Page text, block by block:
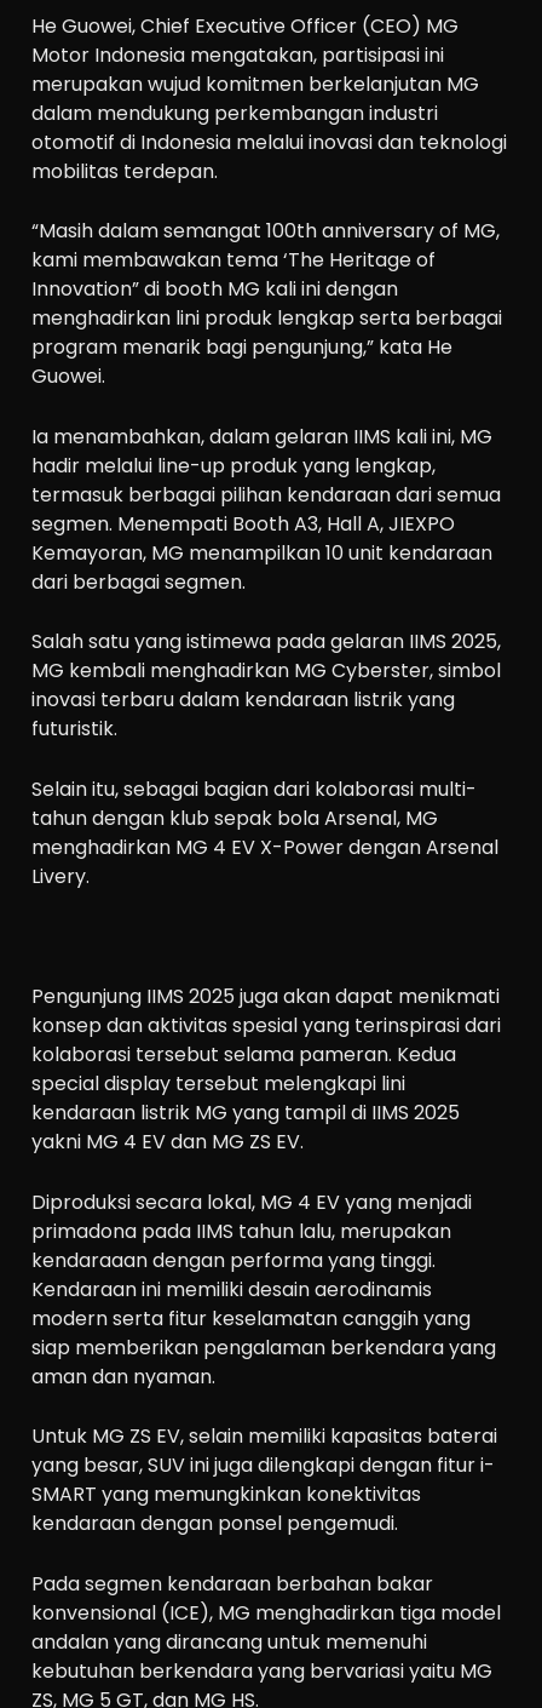
He Guowei, Chief Executive Officer (CEO) MG
Motor Indonesia mengatakan, partisipasi ini
merupakan wujud komitmen berkelanjutan MG
dalam mendukung perkembangan industri
otomotif di Indonesia melalui inovasi dan teknologi
mobilitas terdepan.
“Masih dalam semangat 100th anniversary of MG,
kami membawakan tema ‘The Heritage of
Innovation” di booth MG kali ini dengan
menghadirkan lini produk lengkap serta berbagai
program menarik bagi pengunjung,” kata He
Guowei.
Ia menambahkan, dalam gelaran IIMS kali ini, MG
hadir melalui line-up produk yang lengkap,
termasuk berbagai pilihan kendaraan dari semua
segmen. Menempati Booth A3, Hall A, JIEXPO
Kemayoran, MG menampilkan 10 unit kendaraan
dari berbagai segmen.
Salah satu yang istimewa pada gelaran IIMS 2025,
MG kembali menghadirkan MG Cyberster, simbol
inovasi terbaru dalam kendaraan listrik yang
futuristik.
Selain itu, sebagai bagian dari kolaborasi multi-
tahun dengan klub sepak bola Arsenal, MG
menghadirkan MG 4 EV X-Power dengan Arsenal
Livery.
Pengunjung IIMS 2025 juga akan dapat menikmati
konsep dan aktivitas spesial yang terinspirasi dari
kolaborasi tersebut selama pameran. Kedua
special display tersebut melengkapi lini
kendaraan listrik MG yang tampil di IIMS 2025
yakni MG 4 EV dan MG ZS EV.
Diproduksi secara lokal, MG 4 EV yang menjadi
primadona pada IIMS tahun lalu, merupakan
kendaraaan dengan performa yang tinggi.
Kendaraan ini memiliki desain aerodinamis
modern serta fitur keselamatan canggih yang
siap memberikan pengalaman berkendara yang
aman dan nyaman.
Untuk MG ZS EV, selain memiliki kapasitas baterai
yang besar, SUV ini juga dilengkapi dengan fitur i-
SMART yang memungkinkan konektivitas
kendaraan dengan ponsel pengemudi.
Pada segmen kendaraan berbahan bakar
konvensional (ICE), MG menghadirkan tiga model
andalan yang dirancang untuk memenuhi
kebutuhan berkendara yang bervariasi yaitu MG
ZS, MG 5 GT, dan MG HS.